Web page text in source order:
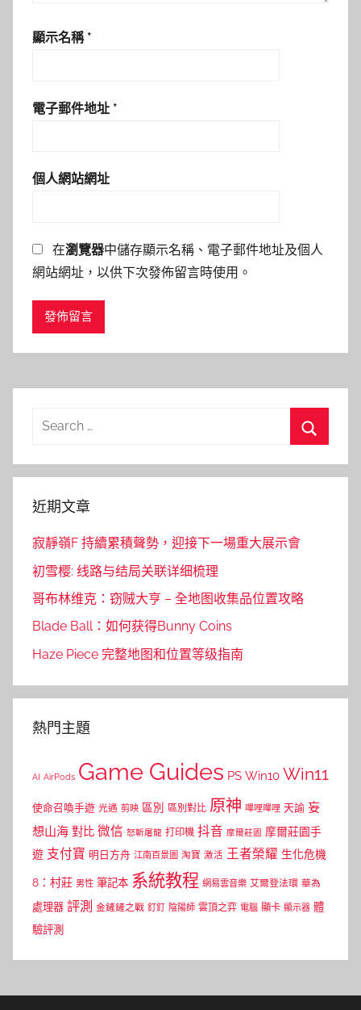
顯示名稱 *
電子郵件地址 *
個人網站網址
在瀏覽器中儲存顯示名稱、電子郵件地址及個人
網站網址，以供下次發佈留言時使用。
Search
近期文章
寂靜嶺F 持續累積聲勢，迎接下一場重大展示會
初雪樱: 线路与结局关联详细梳理
哥布林维克：窃贼大亨 – 全地图收集品位置攻略
Blade Ball：如何获得Bunny Coins
Haze Piece 完整地图和位置等级指南
熱門主題
AI AirPods Game Guides PS Win10 Win11
使命召喚手遊 光遇 剪映 區別 區別對比 原神 嗶哩嗶哩 天諭 妄
想山海 對比 微信 怒斬屠龍 打印機 抖音 摩爾莊園 摩爾莊園手
遊 支付寶 明日方舟 江南百景圖 淘寶 激活 王者榮耀 生化危機
8：村莊 男性 筆記本 系統教程 網易雲音樂 艾爾登法環 華為
處理器 評測 金鏟鏟之戰 釘釘 陰陽師 雲頂之弈 電腦 顯卡 顯示器 體
驗評測